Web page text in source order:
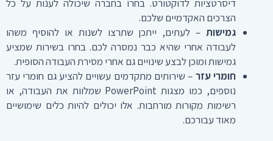
דיסרטציות לדוקטורט. בחרו בחברה שיכולה לענות על כל
הצרכים האקדמיים שלכם.
גמישות– לעתים, ייתכן שתרצו לשנות או להוסיף משהו
לעבודה אחרי שהיא כבר נמסרה לכם. בחרו בשירות שמציע
גמישות ומוכן לבצע שינויים גם אחרי מסירת העבודה הסופית.
חומרי עזר– שירותים מתקדמים עשויים להציע גם חומרי עזר
נוספים, כמו מצגות PowerPoint שמלוות את העבודה, או
רשימות מקורות מורחבות. אלו יכולים להיות כלים שימושיים
מאוד עבורכם.